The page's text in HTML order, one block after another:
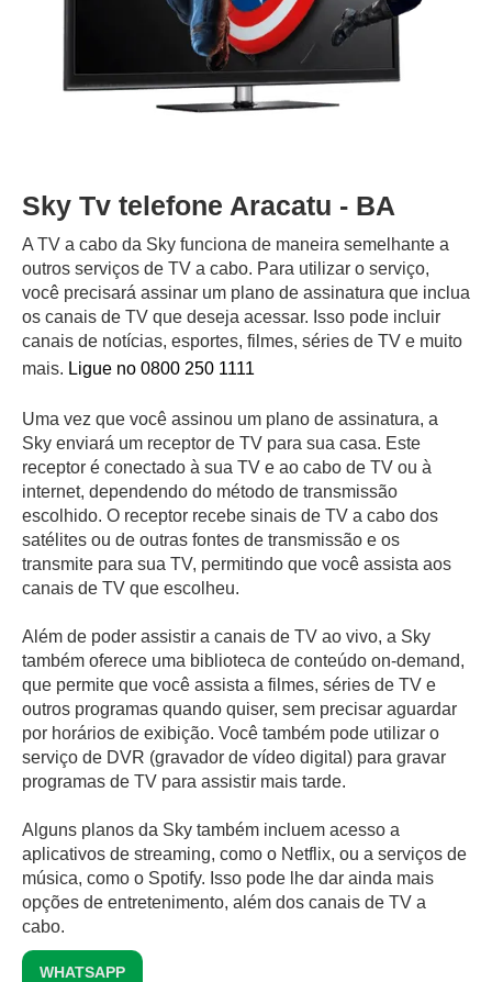
Sky Tv telefone Aracatu - BA
A TV a cabo da Sky funciona de maneira semelhante a
outros serviços de TV a cabo. Para utilizar o serviço,
você precisará assinar um plano de assinatura que inclua
os canais de TV que deseja acessar. Isso pode incluir
canais de notícias, esportes, filmes, séries de TV e muito
mais. Ligue no 0800 250 1111
Uma vez que você assinou um plano de assinatura, a
Sky enviará um receptor de TV para sua casa. Este
receptor é conectado à sua TV e ao cabo de TV ou à
internet, dependendo do método de transmissão
escolhido. O receptor recebe sinais de TV a cabo dos
satélites ou de outras fontes de transmissão e os
transmite para sua TV, permitindo que você assista aos
canais de TV que escolheu.
Além de poder assistir a canais de TV ao vivo, a Sky
também oferece uma biblioteca de conteúdo on-demand,
que permite que você assista a filmes, séries de TV e
outros programas quando quiser, sem precisar aguardar
por horários de exibição. Você também pode utilizar o
serviço de DVR (gravador de vídeo digital) para gravar
programas de TV para assistir mais tarde.
Alguns planos da Sky também incluem acesso a
aplicativos de streaming, como o Netflix, ou a serviços de
música, como o Spotify. Isso pode lhe dar ainda mais
opções de entretenimento, além dos canais de TV a
cabo.
WHATSAPP